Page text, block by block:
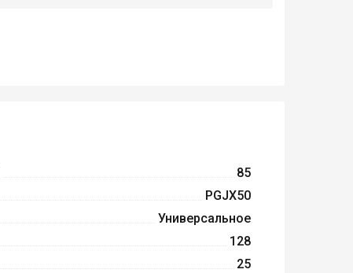
85
PGJX50
Универсальное
128
25